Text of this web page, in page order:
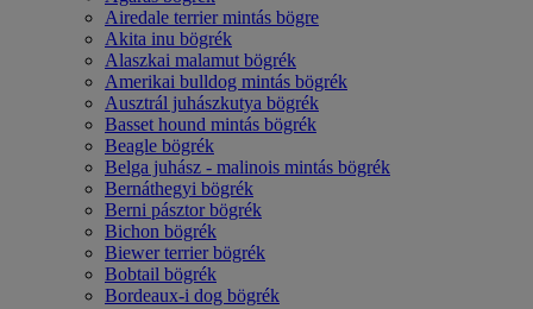
Airedale terrier mintás bögre
Akita inu bögrék
Alaszkai malamut bögrék
Amerikai bulldog mintás bögrék
Ausztrál juhászkutya bögrék
Basset hound mintás bögrék
Beagle bögrék
Belga juhász - malinois mintás bögrék
Bernáthegyi bögrék
Berni pásztor bögrék
Bichon bögrék
Biewer terrier bögrék
Bobtail bögrék
Bordeaux-i dog bögrék